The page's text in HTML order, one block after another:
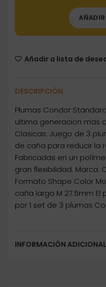
Añadir a lista de
DESCRIPCIÓN
Plumas Condor
ultima generacion mas
Clasicas. Juego de 3
de caña para reducir la
Fabricadas en un
gran flexibilidad. Marca:
Formato Shape Color
caña larga M 27.5mm
por 1 set de 3 plumas
INFORMACIÓN ADICIONAL